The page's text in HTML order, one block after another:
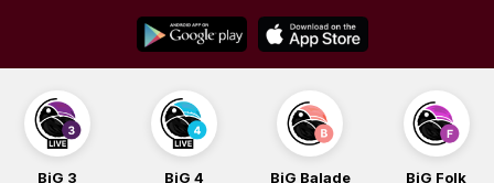
content
BiG 4 BiG Balade BiG Folk BiG iG